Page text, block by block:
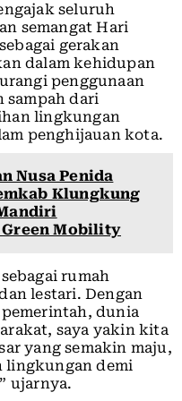
seluruh
semangat Hari
gerakan
dalam kehidupan
penggunaan
sampah dari
lingkungan
penghijauan kota.
Nusa Penida
Klungkung
Green Mobility
rumah
lestari. Dengan
dunia
saya yakin kita
yang semakin maju,
lingkungan demi
ujarnya.